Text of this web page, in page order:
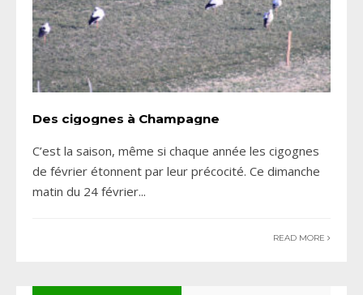
Des cigognes à Champagne
C’est la saison, même si chaque année les cigognes
de février étonnent par leur précocité. Ce dimanche
matin du 24 février...
READ MORE